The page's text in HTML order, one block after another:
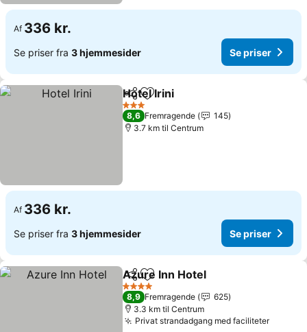
Af 336 kr.
Se priser fra 3 hjemmesider Se priser
Del Føj til favoritter
Hotel Irini
3 Stjerner
8,6 Fremragende
145
3.7 km til Centrum
Af 336 kr.
Se priser fra 3 hjemmesider Se priser
Del Føj til favoritter
Azure Inn Hotel
4 Stjerner
8,9 Fremragende
625
3.3 km til Centrum
Privat strandadgang med faciliteter